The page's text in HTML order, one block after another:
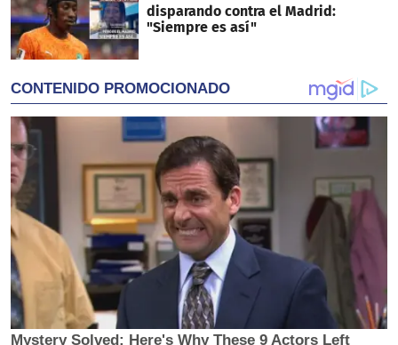
disparando contra el Madrid:
"Siempre es así"